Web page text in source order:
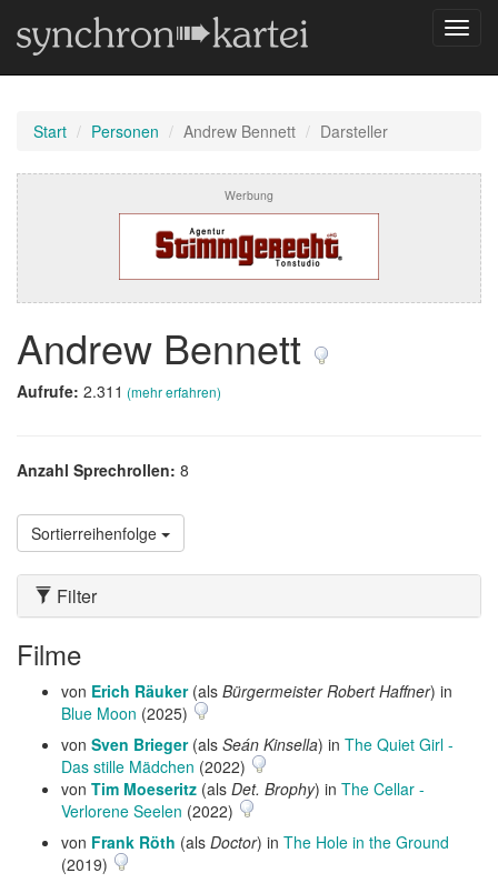
Start Personen Andrew Bennett Darsteller
Werbung
Andrew Bennett
Aufrufe: 2.311 (mehr erfahren)
Anzahl Sprechrollen: 8
Sortierreihenfolge
Filter
Filme
von Erich Räuker(als Bürgermeister Robert Haffner) in
Blue Moon (2025)
von Sven Brieger(als Seán Kinsella) in The Quiet Girl -
Das stille Mädchen (2022)
von Tim Moeseritz (als Det. Brophy) in The Cellar -
Verlorene Seelen (2022)
von Frank Röth (als Doctor) in The Hole in the Ground
(2019)